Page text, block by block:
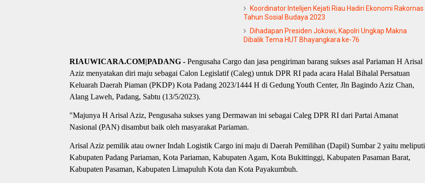
Koordinator Intelijen Kejati Riau Hadiri Ekonomi Rakornas
Tahun Sosial Budaya 2023
Dihadapan Presiden Jokowi, Kapolri Ungkap Makna
Dibalik Tema HUT Bhayangkara ke-76
RIAUWICARA.COM|PADANG - Pengusaha Cargo dan jasa pengiriman barang sukses asal Pariaman H Arisal
Aziz menyatakan diri maju sebagai Calon Legislatif (Caleg) untuk DPR RI pada acara Halal Bihalal Persatuan
Keluarah Daerah Piaman (PKDP) Kota Padang 2023/1444 H di Gedung Youth Center, Jln Bagindo Aziz Chan,
Alang Laweh, Padang, Sabtu (13/5/2023).
"Majunya H Arisal Aziz, Pengusaha sukses yang Dermawan ini sebagai Caleg DPR RI dari Partai Amanat
Nasional (PAN) disambut baik oleh masyarakat Pariaman.
Arisal Aziz pemilik atau owner Indah Logistik Cargo ini maju di Daerah Pemilihan (Dapil) Sumbar 2 yaitu meliputi
Kabupaten Padang Pariaman, Kota Pariaman, Kabupaten Agam, Kota Bukittinggi, Kabupaten Pasaman Barat,
Kabupaten Pasaman, Kabupaten Limapuluh Kota dan Kota Payakumbuh.